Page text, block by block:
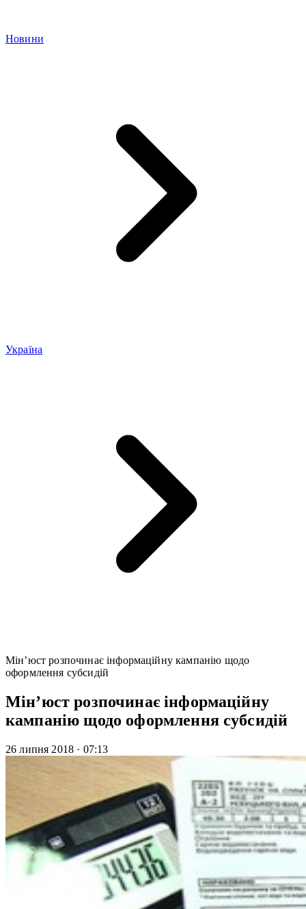
Новини
Україна
Мін’юст розпочинає інформаційну кампанію щодо
оформлення субсидій
Мін’юст розпочинає інформаційну
кампанію щодо оформлення субсидій
26 липня 2018 · 07:13